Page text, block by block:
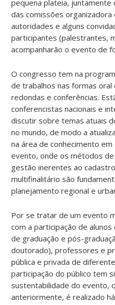
pequena plateia, juntamente
das comissões organizadora
autoridades e alguns
participantes (palestrantes,
acompanharão o evento de
O congresso tem na
de trabalhos nas formas
redondas e conferências.
conferencistas nacionais e
discutir sobre temas atuais
no mundo, de modo a
na área de conhecimento
evento, onde os métodos
gestão inerentes ao
multifinalitário são
planejamento regional e
Por se tratar de um evento
com a participação de
de graduação e pós-
doutorado), professores e
pública e privada de
participação do público tem
sustentabilidade do evento,
anteriormente, é realizado